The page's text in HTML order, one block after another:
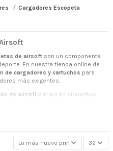
Cargadores Escopeta
de airsoft son un componente
En nuestra tienda online de
de cargadores y cartuchos para
más exigentes.
de airsoft vienen en diferentes
cargadores y cartuchos pueden
de escopetas, por lo que es
escopetas de airsoftpueden estar
plástico o metal, lo que afecta
Lo más nuevo primero 32